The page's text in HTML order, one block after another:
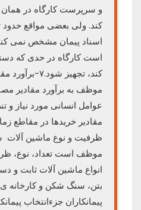
و سرپرست کارگاه در همان
کند. ولی بعضی مواقع حدود
اسناد پیمان مشخص نمی
است کارگاه در حدی که
کند، تجهیز
موظف به برآورد مقادیر
عوامل انسانی مورد نیاز و
ظرفیت و نوع ماشین آلات
موظف است تعداد، نوع،
انواع ماشین آلات ثابت و
پیمانکاران جزءانتخاب